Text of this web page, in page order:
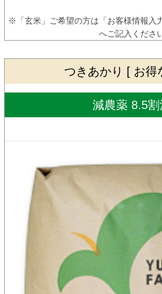
※「玄米」ご希望の方は「お客様情報入
へご記入くださ
つきあかり [ お得
減農薬 8.5割